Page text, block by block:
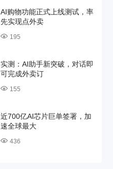
AI购物功能正式上线测试，率
先实现点外卖
195
实测：AI助手新突破，对话即
可完成外卖订
155
近700亿AI芯片巨单签署，加
速全球最大
436